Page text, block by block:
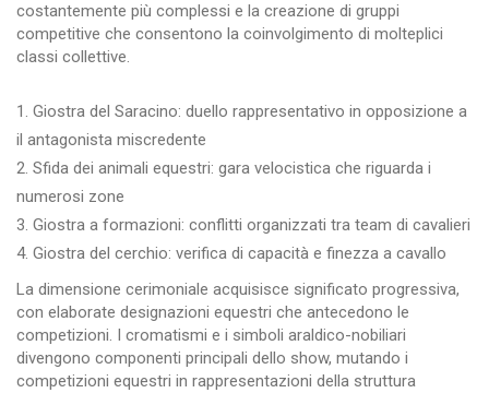
costantemente più complessi e la creazione di gruppi
competitive che consentono la coinvolgimento di molteplici
classi collettive.
Giostra del Saracino: duello rappresentativo in opposizione a
il antagonista miscredente
Sfida dei animali equestri: gara velocistica che riguarda i
numerosi zone
Giostra a formazioni: conflitti organizzati tra team di cavalieri
Giostra del cerchio: verifica di capacità e finezza a cavallo
La dimensione cerimoniale acquisisce significato progressiva,
con elaborate designazioni equestri che antecedono le
competizioni. I cromatismi e i simboli araldico-nobiliari
divengono componenti principali dello show, mutando i
competizioni equestri in rappresentazioni della struttura